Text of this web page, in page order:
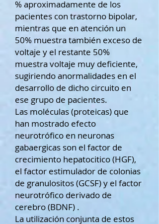
% aproximadamente de los
pacientes con trastorno bipolar,
mientras que en atención un
50% muestra también exceso de
voltaje y el restante 50%
muestra voltaje muy deficiente,
sugiriendo anormalidades en el
desarrollo de dicho circuito en
ese grupo de pacientes.
Las moléculas (proteicas) que
han mostrado efecto
neurotrófico en neuronas
gabaergicas son el factor de
crecimiento hepatocitico (HGF),
el factor estimulador de colonias
de granulositos (GCSF) y el factor
neurotrófico derivado de
cerebro (BDNF) .
La utilización conjunta de estos